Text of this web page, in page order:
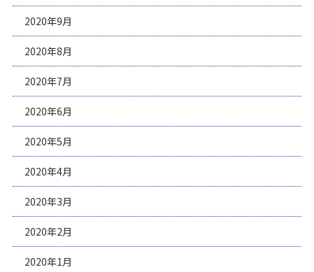
2020年9月
2020年8月
2020年7月
2020年6月
2020年5月
2020年4月
2020年3月
2020年2月
2020年1月